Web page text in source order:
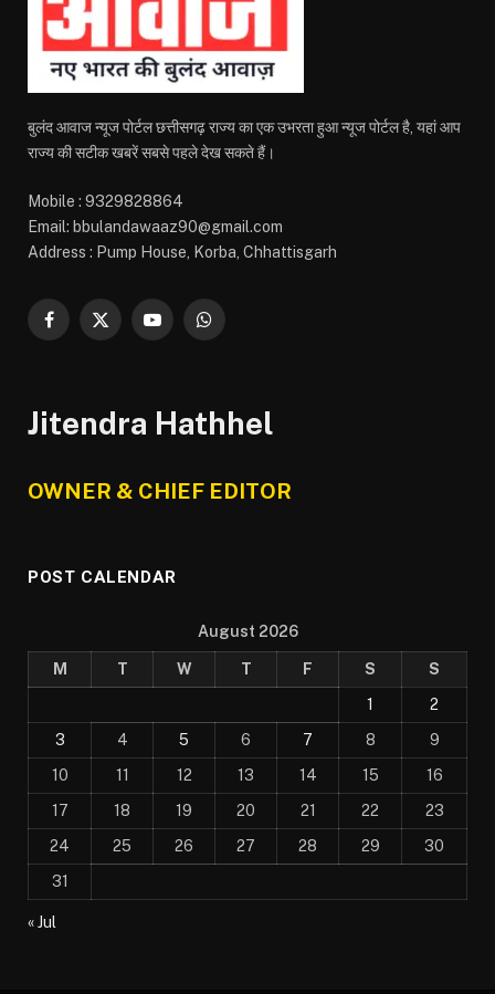
बुलंद आवाज न्यूज पोर्टल छत्तीसगढ़ राज्य का एक उभरता हुआ न्यूज पोर्टल है, यहां आप
राज्य की सटीक खबरें सबसे पहले देख सकते हैं।
Mobile : 9329828864
Email: bbulandawaaz90@gmail.com
Address : Pump House, Korba, Chhattisgarh
Facebook
X
YouTubeWhatsApp
Jitendra Hathhel
OWNER & CHIEF EDITOR
POST CALENDAR
August 2026
M T W T F S
S
1
2
3
4 5 6 7 8
9
10
11 12 13 14 15
16
17
18 19 20 21 22
23
24
25 26 27 28 29
30
31
« Jul